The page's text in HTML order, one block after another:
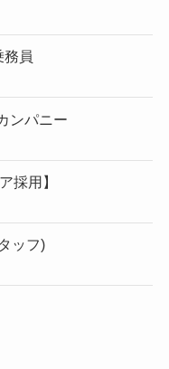
員
ンパニー
採用】
ッフ)